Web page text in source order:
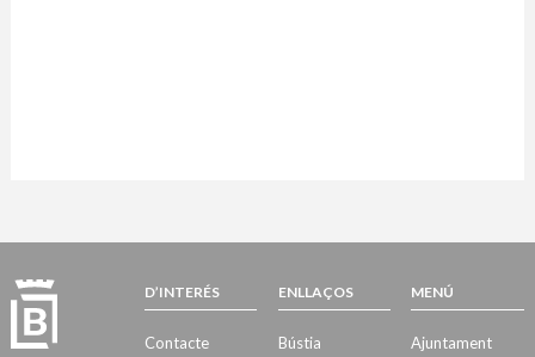
D’INTERÉS
Contacte
ENLLAÇOS
Bústia
MENÚ
Ajuntament